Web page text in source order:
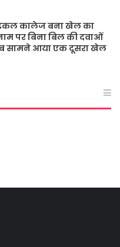
कालेज बना खेल का
पर बिना बिल की दवाओं
सामने आया एक दूसरा खेल